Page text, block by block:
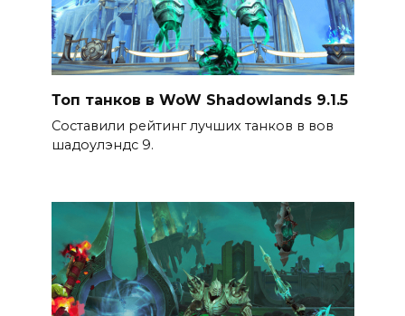
Топ танков в WoW Shadowlands 9.1.5
Составили рейтинг лучших танков в вов
шадоулэндс 9.